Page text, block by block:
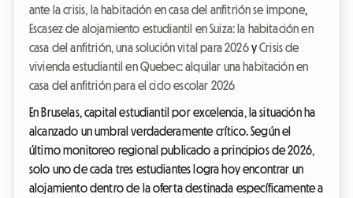
ante la crisis, la habitación en casa del anfitrión se impone,
Escasez de alojamiento estudiantil en Suiza: la habitación en
casa del anfitrión, una solución vital para 2026yCrisis de
vivienda estudiantil en Quebec: alquilar una habitación en
casa del anfitrión para el ciclo escolar 2026
En Bruselas, capital estudiantil por excelencia, la situación ha
alcanzado un umbral verdaderamente crítico. Según el
último monitoreo regional publicado a principios de 2026,
solo uno de cada tres estudiantes logra hoy encontrar un
alojamiento dentro de la oferta destinada específicamente a